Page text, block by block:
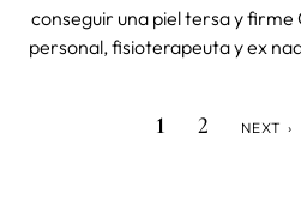
conseguir una piel tersa y
personal, fisioterapeuta y ex
deporte,
PÁGINA
ACTUAL
1 PÁGINA
2
PÁGINA
NEXT ›